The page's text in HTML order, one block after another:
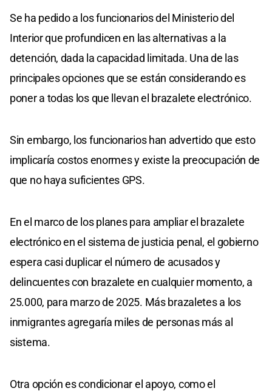
Se ha pedido a los funcionarios del Ministerio del
Interior que profundicen en las alternativas a la
detención, dada la capacidad limitada. Una de las
principales opciones que se están considerando es
poner a todas los que llevan el brazalete electrónico.
Sin embargo, los funcionarios han advertido que esto
implicaría costos enormes y existe la preocupación de
que no haya suficientes GPS.
En el marco de los planes para ampliar el brazalete
electrónico en el sistema de justicia penal, el gobierno
espera casi duplicar el número de acusados y
delincuentes con brazalete en cualquier momento, a
25.000, para marzo de 2025. Más brazaletes a los
inmigrantes agregaría miles de personas más al
sistema.
Otra opción es condicionar el apoyo, como el